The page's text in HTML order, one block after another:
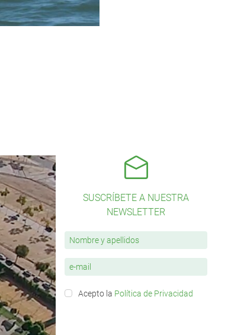
SUSCRÍBETE A NUESTRA
NEWSLETTER
Acepto la Política de Privacidad